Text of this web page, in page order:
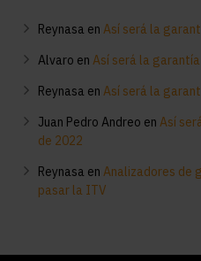
Reynasa en Así será la
Alvaro en Así será la
Reynasa en Así será la
Juan Pedro Andreo en Así
de 2022
Reynasa en Analizadores de
pasar la ITV